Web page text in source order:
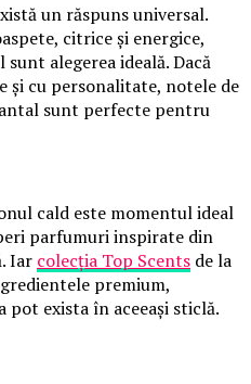
un răspuns universal.
citrice și energice,
alegerea ideală. Dacă
și cu personalitate, notele de
sunt perfecte pentru
cald este momentul ideal
parfumuri inspirate din
Iar colecția Top Scents de la
premium,
pot exista în aceeași sticlă.